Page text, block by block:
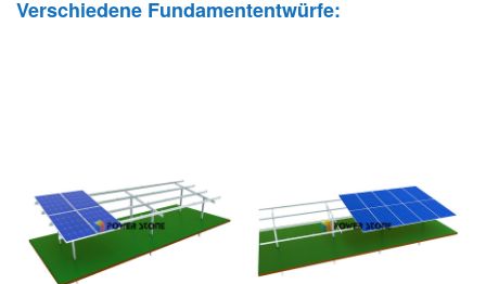
Verschiedene Fundamententwürfe: